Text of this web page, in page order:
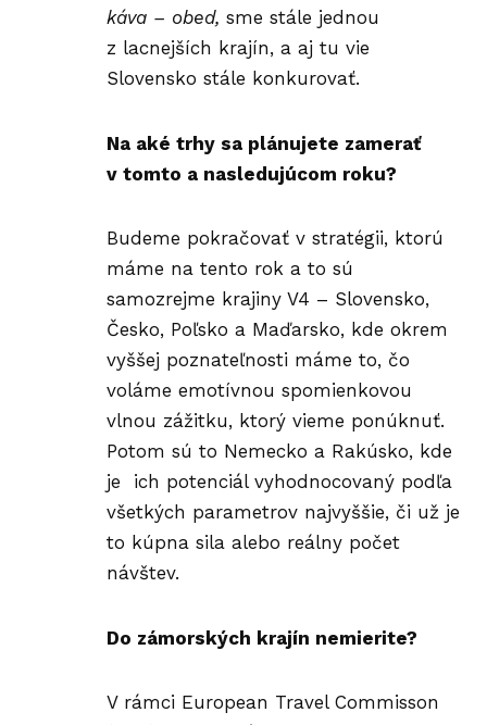
káva – obed, sme stále jednou
z lacnejších krajín, a aj tu vie
Slovensko stále konkurovať.
Na aké trhy sa plánujete zamerať
v tomto a nasledujúcom roku?
Budeme pokračovať v stratégii, ktorú
máme na tento rok a to sú
samozrejme krajiny V4 – Slovensko,
Česko, Poľsko a Maďarsko, kde okrem
vyššej poznateľnosti máme to, čo
voláme emotívnou spomienkovou
vlnou zážitku, ktorý vieme ponúknuť.
Potom sú to Nemecko a Rakúsko, kde
je ich potenciál vyhodnocovaný podľa
všetkých parametrov najvyššie, či už je
to kúpna sila alebo reálny počet
návštev.
Do zámorských krajín nemierite?
V rámci European Travel Commisson